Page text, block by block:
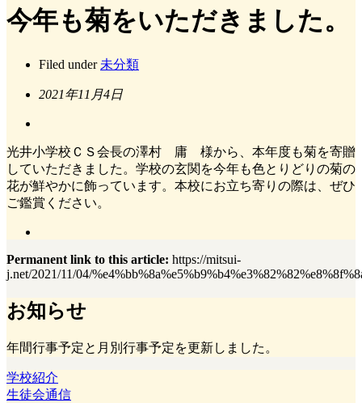
今年も菊をいただきました。
Filed under 未分類
2021年11月4日
光井小学校ＣＳ会長の澤村 庸 様から、本年度も菊を寄贈
していただきました。学校の玄関を今年も色とりどりの菊の
花が鮮やかに飾っています。本校にお立ち寄りの際は、ぜひ
ご鑑賞ください。
Permanent link to this article: https://mitsui-
j.net/2021/11/04/
お知らせ
年間行事予定と月別行事予定を更新しました。
学校紹介
生徒会通信